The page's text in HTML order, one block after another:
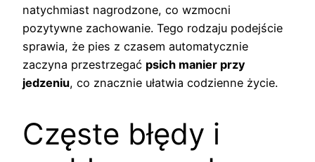
natychmiast nagrodzone, co wzmocni
pozytywne zachowanie. Tego rodzaju podejście
sprawia, że pies z czasem automatycznie
zaczyna przestrzegać psich manier przy
jedzeniu, co znacznie ułatwia codzienne życie.
Częste błędy i